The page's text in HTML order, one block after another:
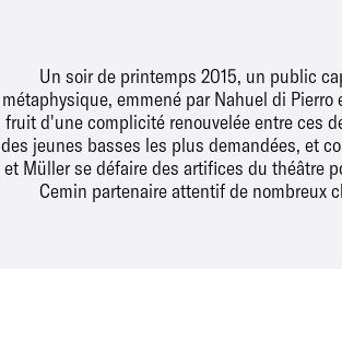
Un soir de printemps 2015, un public
métaphysique, emmené par Nahuel di
fruit d'une complicité renouvelée entre ces
des jeunes basses les plus demandées, et
et Müller se défaire des artifices du théâtre
Cemin partenaire attentif de nombreux